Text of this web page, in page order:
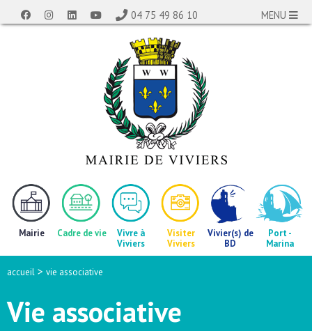
04 75 49 86 10 MENU
Mairie Cadre de vie
Vivre à
Viviers
Visiter
Viviers
Vivier(s) de
BD
Port -
Marina
accueil > vie associative
Vie associative